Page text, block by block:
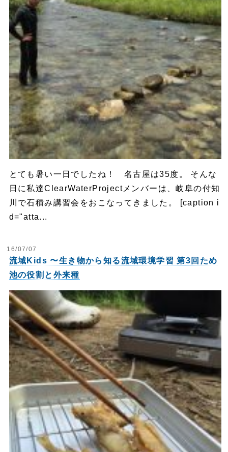
とても暑い一日でしたね！ 名古屋は35度。 そんな
日に私達ClearWaterProjectメンバーは、岐阜の付知
川で石積み講習会をおこなってきました。 [caption i
d="atta...
16/07/07
流域Kids 〜生き物から知る流域環境学習 第3回ため
池の役割と外来種